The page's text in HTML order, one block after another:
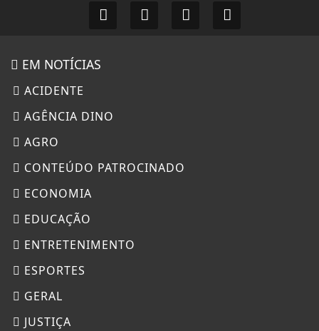
EM NOTÍCIAS
ACIDENTE
AGÊNCIA DINO
AGRO
CONTEÚDO PATROCINADO
ECONOMIA
EDUCAÇÃO
ENTRETENIMENTO
ESPORTES
GERAL
JUSTIÇA